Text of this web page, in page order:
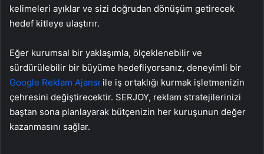
kelimeleri ayıklar ve sizi doğrudan dönüşüm getirecek
hedef kitleye ulaştırır.
Eğer kurumsal bir yaklaşımla, ölçeklenebilir ve
sürdürülebilir bir büyüme hedefliyorsanız, deneyimli bir
Google Reklam Ajansı ile iş ortaklığı kurmak işletmenizin
çehresini değiştirecektir. SERJOY, reklam stratejilerinizi
baştan sona planlayarak bütçenizin her kuruşunun değer
kazanmasını sağlar.